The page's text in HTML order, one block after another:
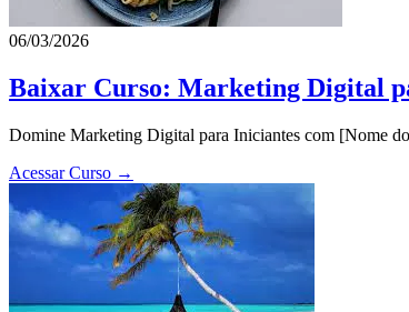
06/03/2026
Baixar Curso: Marketing Digital
Domine Marketing Digital para Iniciantes com [Nome
Acessar Curso →